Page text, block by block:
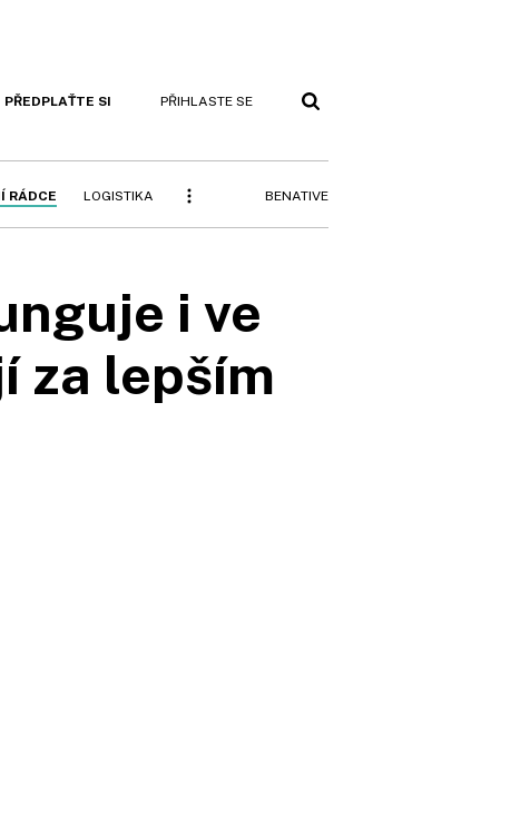
PŘEDPLAŤTE SI PŘIHLASTE SE
RÁDCE LOGISTIKA BENATIVE
i ve
za lepším